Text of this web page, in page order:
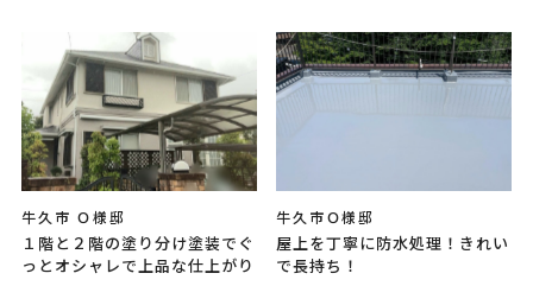
牛久市 Ｏ様邸
１階と２階の塗り分け塗装でぐ
っとオシャレで上品な仕上がり
牛久市Ｏ様邸
屋上を丁寧に防水処理！きれい
で長持ち！